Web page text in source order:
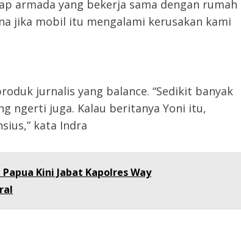
armada yang bekerja sama dengan rumah
jika mobil itu mengalami kerusakan kami
jurnalis yang balance. “Sedikit banyak
ngerti juga. Kalau beritanya Yoni itu,
kata Indra
Kini Jabat Kapolres Way